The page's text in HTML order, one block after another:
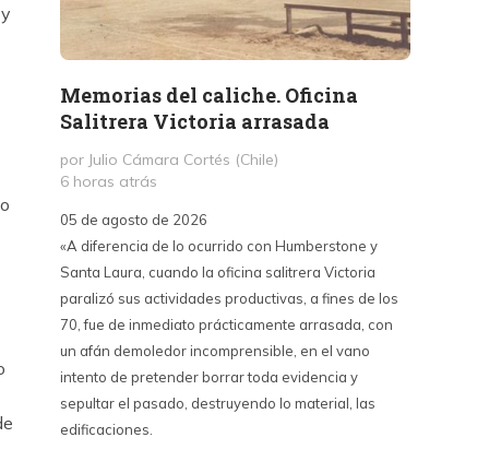
Memorias del caliche. Oficina
Salitrera Victoria arrasada
por Julio Cámara Cortés (Chile)
6 horas atrás
05 de agosto de 2026
«A diferencia de lo ocurrido con Humberstone y
Santa Laura, cuando la oficina salitrera Victoria
paralizó sus actividades productivas, a fines de los
70, fue de inmediato prácticamente arrasada, con
un afán demoledor incomprensible, en el vano
intento de pretender borrar toda evidencia y
sepultar el pasado, destruyendo lo material, las
edificaciones.